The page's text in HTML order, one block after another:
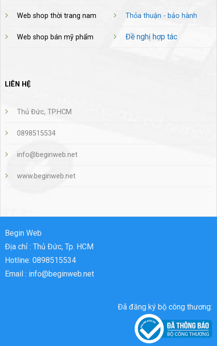
Web shop thời trang nam
Web shop bán mỹ phẩm
Thỏa thuận - bảo hành
Đề nghị hợp tác
LIÊN HỆ
Thủ Đức, TP.HCM
0898515534
info@beginweb.net
www.beginweb.net
Begin Web
Địa chỉ : Thủ Đức, Tp. HCM
Hotline: 0898515534
Email : info@beginweb.net
Đã đăng ký bộ công thương: